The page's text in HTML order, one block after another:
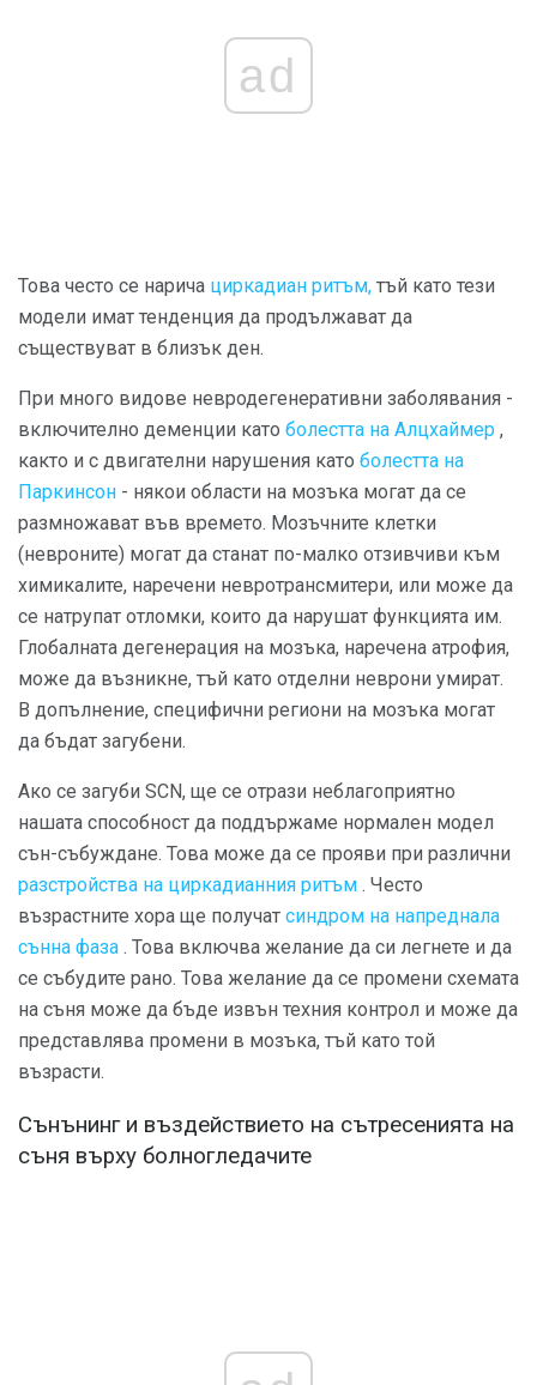
ad
Това често се нарича циркадиан ритъм, тъй като тези
модели имат тенденция да продължават да
съществуват в близък ден.
При много видове невродегенеративни заболявания -
включително деменции като болестта на Алцхаймер ,
както и с двигателни нарушения като болестта на
Паркинсон - някои области на мозъка могат да се
размножават във времето. Мозъчните клетки
(невроните) могат да станат по-малко отзивчиви към
химикалите, наречени невротрансмитери, или може да
се натрупат отломки, които да нарушат функцията им.
Глобалната дегенерация на мозъка, наречена атрофия,
може да възникне, тъй като отделни неврони умират.
В допълнение, специфични региони на мозъка могат
да бъдат загубени.
Ако се загуби SCN, ще се отрази неблагоприятно
нашата способност да поддържаме нормален модел
сън-събуждане. Това може да се прояви при различни
разстройства на циркадианния ритъм . Често
възрастните хора ще получат синдром на напреднала
сънна фаза . Това включва желание да си легнете и да
се събудите рано. Това желание да се промени схемата
на съня може да бъде извън техния контрол и може да
представлява промени в мозъка, тъй като той
възрасти.
Сънънинг и въздействието на сътресенията на
съня върху болногледачите